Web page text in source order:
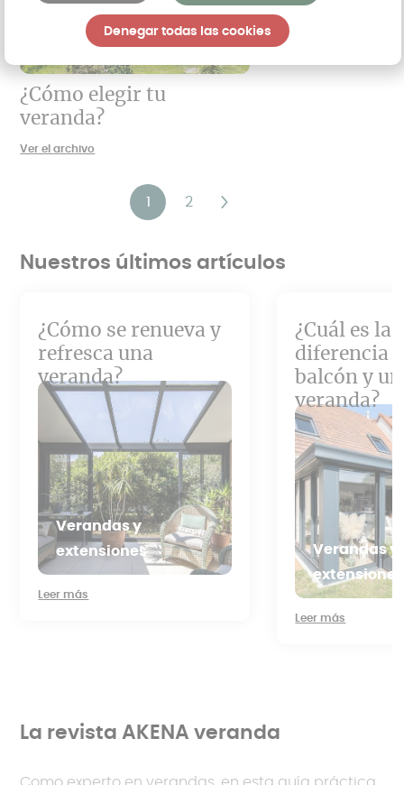
¿Cómo elegir tu
veranda?
Ver el archivo
Página
1
Página
2
Nuestros últimos artículos
¿Cómo se renueva y
refresca una
veranda?
Verandas y
extensiones
Leer más
¿Cuál es la
diferencia
balcón y
veranda?
Verandas y
extensiones
Leer más
La revista AKENA veranda
Denegar todas las cookies